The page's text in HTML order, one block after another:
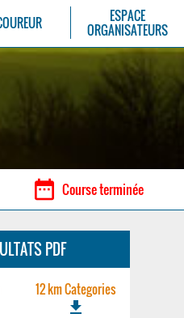
ESPACE
ORGANISATEURS
date_range Course terminée
PDF
12 km Categories
file_download